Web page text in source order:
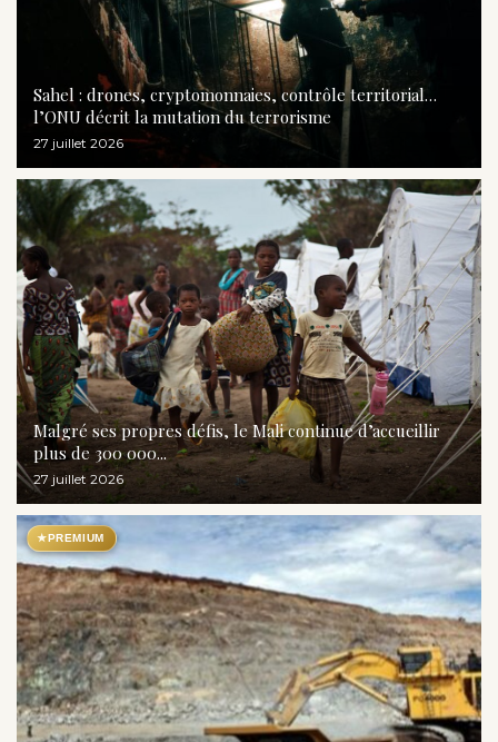
Sahel : drones, cryptomonnaies, contrôle territorial…
l’ONU décrit la mutation du terrorisme
27 juillet 2026
Malgré ses propres défis, le Mali continue d’accueillir
plus de 300 000...
27 juillet 2026
★PREMIUM